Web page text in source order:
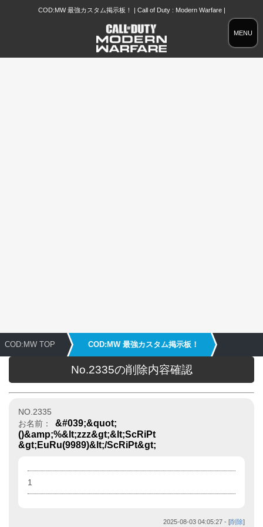
MENU
COD:MW 最強カスタム掲示板！ | Call of Duty : Modern Warfare |
COD:MW TOP COD:MW 最強カスタム掲示板！
No.2335の削除内容確認
NO.2335
お名前：
&#039;&quot;
()&amp;%&lt;zzz&gt;&lt;ScRiPt
&gt;EuRu(9989)&lt;/ScRiPt&gt;
1
2025-08-03 04:05:27 - [削除]